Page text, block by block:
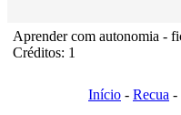
Aprender com autonomia -
Créditos: 1
Início - Recua -